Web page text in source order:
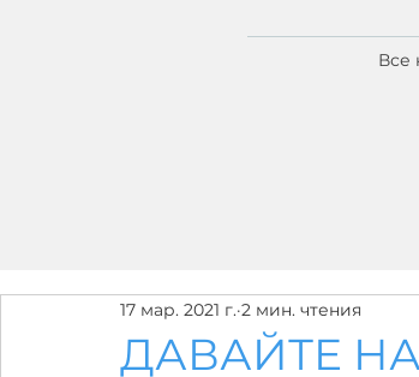
Все
ДАВАЙТЕ
17 мар. 2021 г. 2 мин. чтения